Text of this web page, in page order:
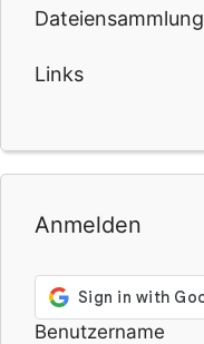
Dateiensammlung
Links
Anmelden
Benutzername